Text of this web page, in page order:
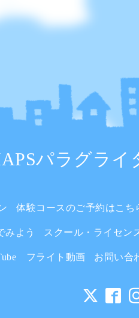
パラグライ
体験コースのご予約はこち
みよう スクール・ライセン
フライト動画 お問い合